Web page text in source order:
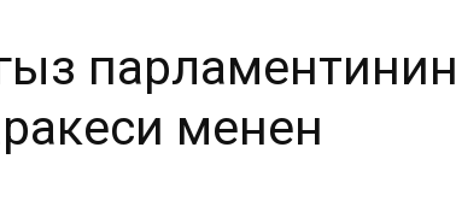
парламентинин
менен